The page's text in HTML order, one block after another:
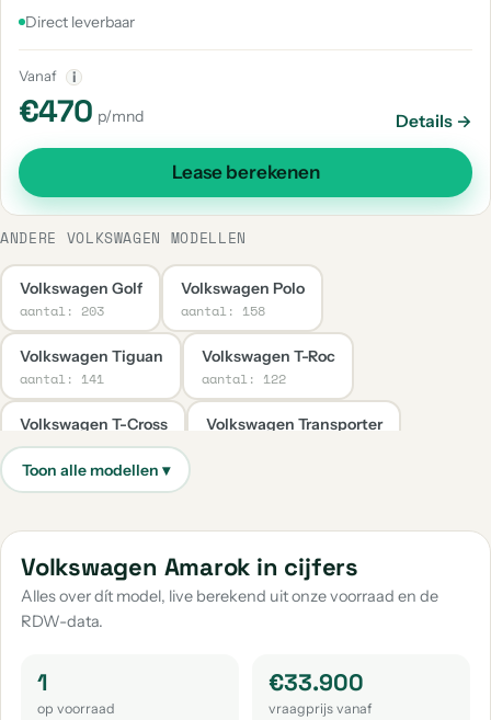
Direct leverbaar
Vanaf i
€470 p/mnd Details →
Lease berekenen
ANDERE VOLKSWAGEN MODELLEN
Volkswagen Golf
aantal: 203
Volkswagen Polo
aantal: 158
Volkswagen Tiguan
aantal: 141
Volkswagen T-Roc
aantal: 122
Volkswagen T-Cross
aantal: 67
Volkswagen Transporter
Volkswagen Caddy
Volkswagen Taigo
aantal: 29
Volkswagen Caddy Maxi
aantal: 23
Volkswagen Passat
Volkswagen Passat Variant Volkswagen Tayron
Volkswagen Amarok in cijfers
Alles over dít model, live berekend uit onze voorraad en de
RDW-data.
1
op voorraad
€33.900
vraagprijs vanaf